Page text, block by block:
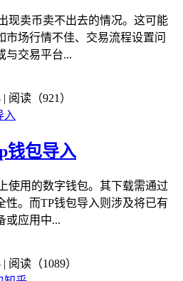
现卖币卖不出去的情况。这可能
市场行情不佳、交易流程设置问
与交易平台...
| 阅读（921）
钱包导入
使用的数字钱包。其下载需通过
性。而TP钱包导入则涉及将已有
或应用中...
| 阅读（1089）